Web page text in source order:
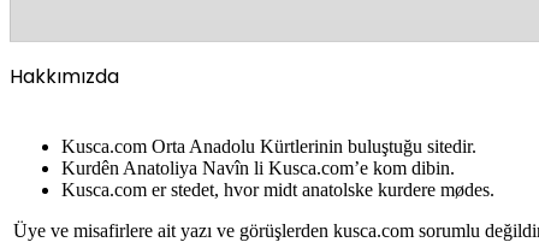
Hakkımızda
Kusca.com Orta Anadolu Kürtlerinin buluştuğu sitedir.
Kurdên Anatoliya Navîn li Kusca.com’e kom dibin.
Kusca.com er stedet, hvor midt anatolske kurdere mødes.
Üye ve misafirlere ait yazı ve görüşlerden kusca.com sorumlu